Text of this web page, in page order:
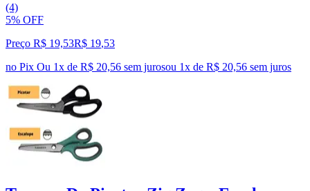
(4)
5% OFF
Preço R$ 19,53R$ 19,53
no Pix Ou 1x de R$ 20,56 sem jurosou 1x de R$ 20,56 sem juros